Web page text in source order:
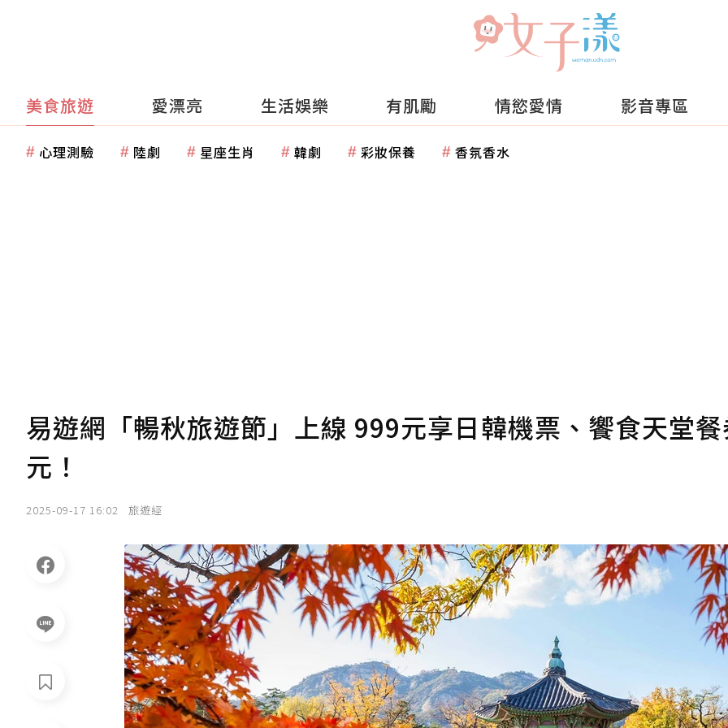
美食旅遊 愛漂亮 生活娛樂 有肌勵 情慾愛情 影音專區
心理測驗 陸劇 星座生肖 韓劇 彩妝保養 香氛香水
易遊網「暢秋旅遊節」上線 999元享日韓機票、饗食天堂
元！
2025-09-17 16:02 旅遊經